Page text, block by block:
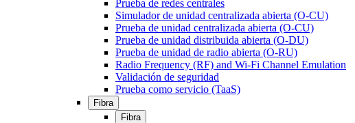
Prueba de redes centrales
Simulador de unidad centralizada abierta (O-CU)
Prueba de unidad centralizada abierta (O-CU)
Prueba de unidad distribuida abierta (O-DU)
Prueba de unidad de radio abierta (O-RU)
Radio Frequency (RF) and Wi-Fi Channel Emulation
Validación de seguridad
Prueba como servicio (TaaS)
Fibra
Fibra